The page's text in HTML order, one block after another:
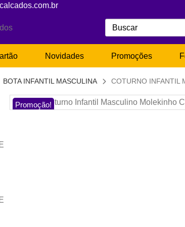
Novidades Promoções
BOTA INFANTIL MASCULINA COTURNO INFANTIL
Promoção!